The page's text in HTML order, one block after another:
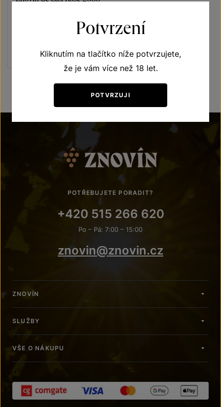
Sekty a šumivá vína
jakostní šumivé víno 2006
1 100Kč
POTŘEBUJETE PORADIT?
+420 515 266 620
Po – Pá: 7:00 – 15:00
znovin@znovin.cz
ZNOVÍN
SLUŽBY
VŠE O NÁKUPU
Potvrzení
Kliknutím na tlačítko níže potvrzujete,
že je vám více než 18 let.
POTVRZUJI